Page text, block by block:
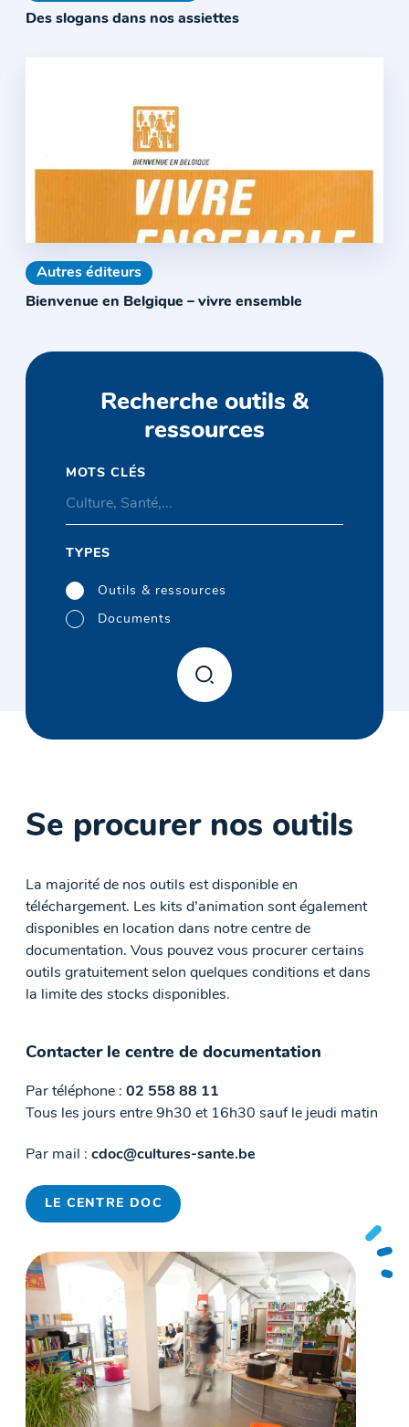
Des slogans dans nos assiettes
Autres éditeurs
Bienvenue en Belgique – vivre ensemble
Recherche outils &
ressources
MOTS CLÉS
TYPES
Outils & ressources
Documents
Se procurer nos outils
La majorité de nos outils est disponible en
téléchargement. Les kits d’animation sont également
disponibles en location dans notre centre de
documentation. Vous pouvez vous procurer certains
outils gratuitement selon quelques conditions et dans
la limite des stocks disponibles.
Contacter le centre de documentation
Par téléphone : 02 558 88 11
Tous les jours entre 9h30 et 16h30 sauf le jeudi matin
Par mail : cdoc@cultures-sante.be
LE CENTRE DOC